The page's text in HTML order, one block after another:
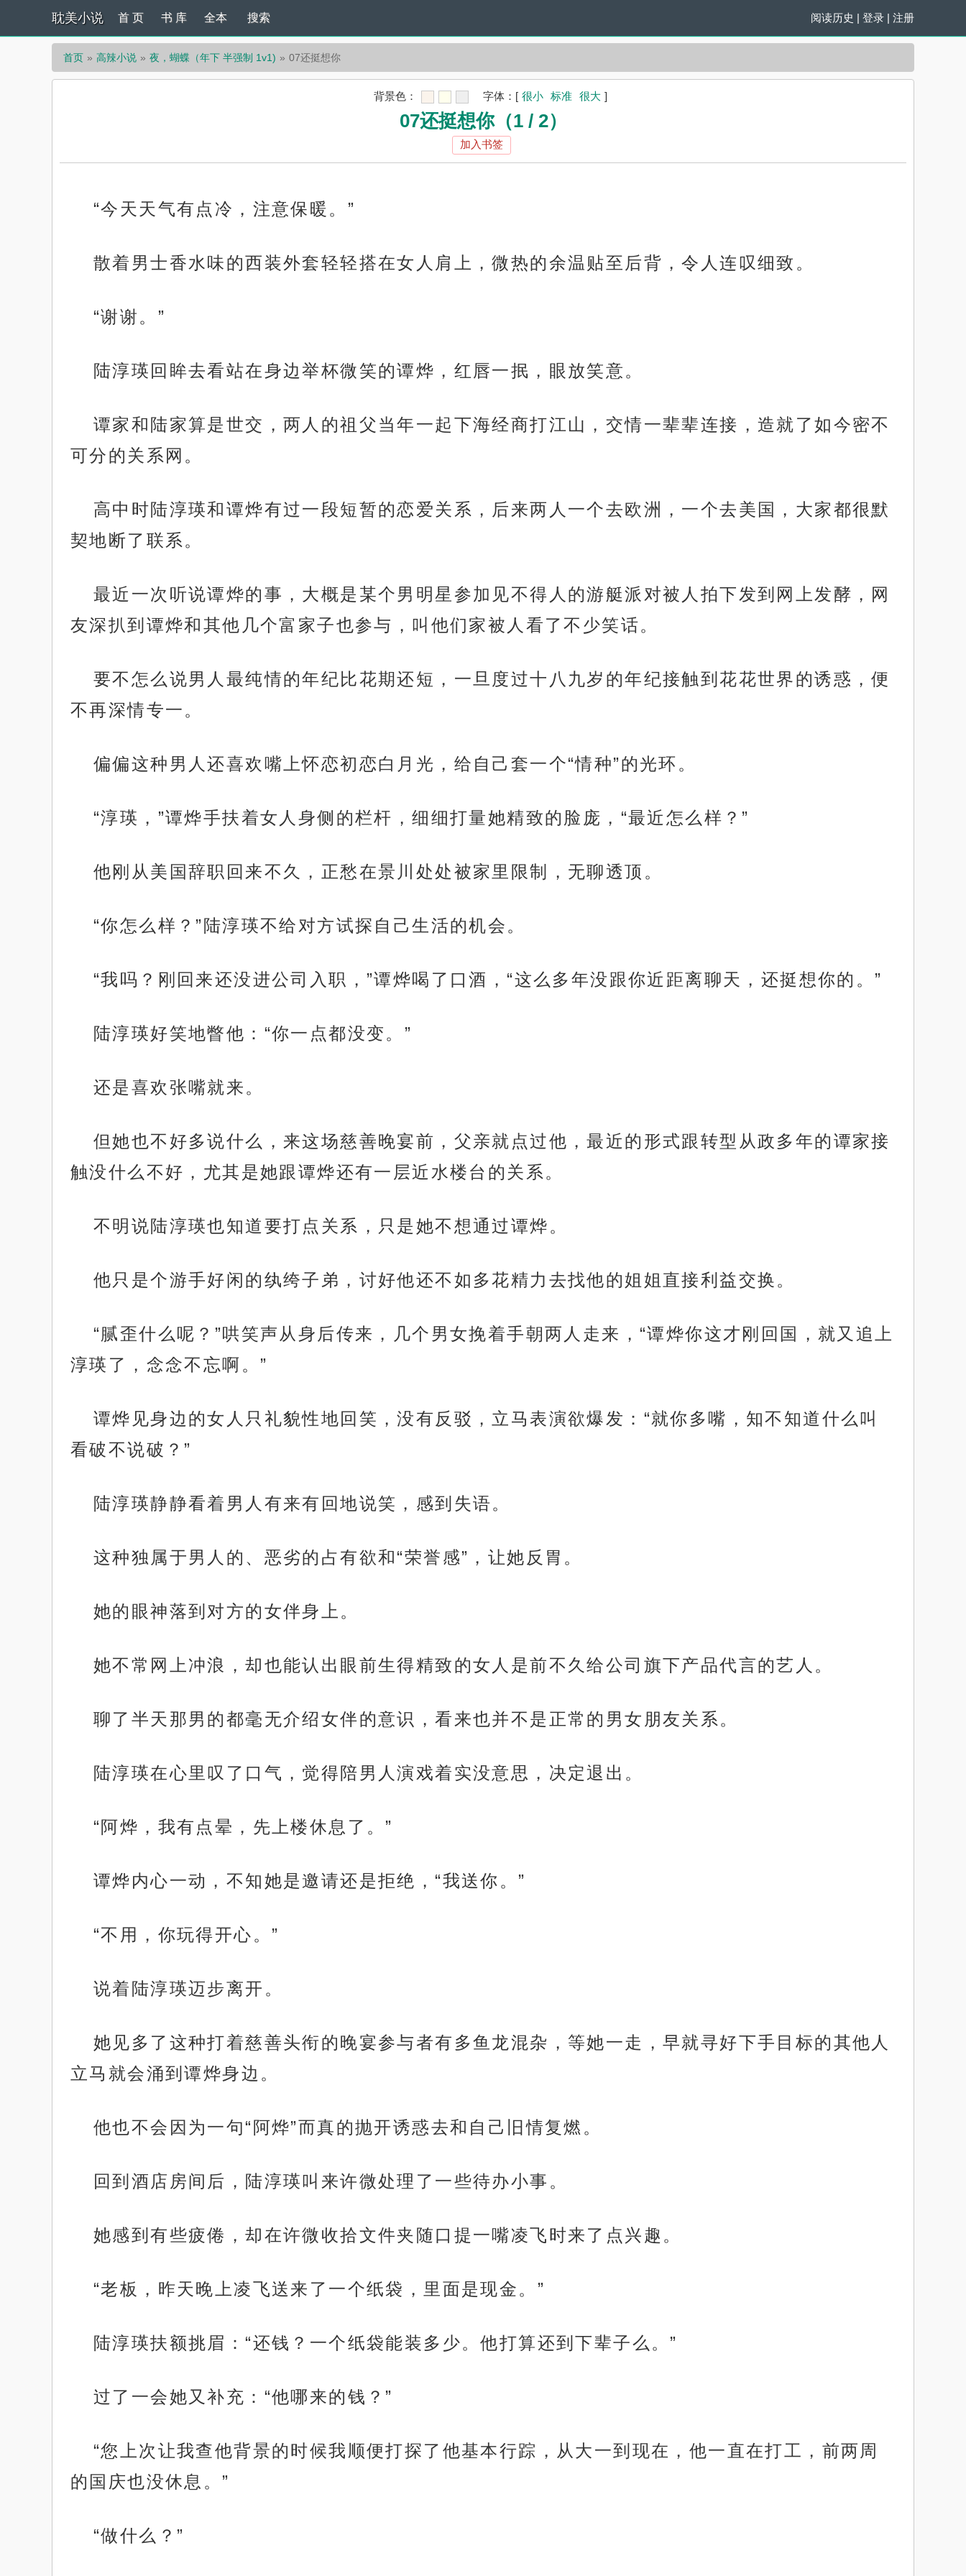
耽美小说 阅读历史 | 登录 | 注册
首 页 书 库 全本 搜索
首页 高辣小说 夜，蝴蝶（年下 半强制 1v1) 07还挺想你
背景色： 字体： [ 很小 标准 很大 ]
07还挺想你（1 / 2）
加入书签
“今天天气有点冷，注意保暖。”
散着男士香水味的西装外套轻轻搭在女人肩上，微热的余温贴至后背，令人连叹细致。
“谢谢。”
陆淳瑛回眸去看站在身边举杯微笑的谭烨，红唇一抿，眼放笑意。
谭家和陆家算是世交，两人的祖父当年一起下海经商打江山，交情一辈辈连接，造就了如今密不
可分的关系网。
高中时陆淳瑛和谭烨有过一段短暂的恋爱关系，后来两人一个去欧洲，一个去美国，大家都很默
契地断了联系。
最近一次听说谭烨的事，大概是某个男明星参加见不得人的游艇派对被人拍下发到网上发酵，网
友深扒到谭烨和其他几个富家子也参与，叫他们家被人看了不少笑话。
要不怎么说男人最纯情的年纪比花期还短，一旦度过十八九岁的年纪接触到花花世界的诱惑，便
不再深情专一。
偏偏这种男人还喜欢嘴上怀恋初恋白月光，给自己套一个“情种”的光环。
“淳瑛，”谭烨手扶着女人身侧的栏杆，细细打量她精致的脸庞，“最近怎么样？”
他刚从美国辞职回来不久，正愁在景川处处被家里限制，无聊透顶。
“你怎么样？”陆淳瑛不给对方试探自己生活的机会。
“我吗？刚回来还没进公司入职，”谭烨喝了口酒，“这么多年没跟你近距离聊天，还挺想你的。”
陆淳瑛好笑地瞥他：“你一点都没变。”
还是喜欢张嘴就来。
但她也不好多说什么，来这场慈善晚宴前，父亲就点过他，最近的形式跟转型从政多年的谭家接
触没什么不好，尤其是她跟谭烨还有一层近水楼台的关系。
不明说陆淳瑛也知道要打点关系，只是她不想通过谭烨。
他只是个游手好闲的纨绔子弟，讨好他还不如多花精力去找他的姐姐直接利益交换。
“腻歪什么呢？”哄笑声从身后传来，几个男女挽着手朝两人走来，“谭烨你这才刚回国，就又追上
淳瑛了，念念不忘啊。”
谭烨见身边的女人只礼貌性地回笑，没有反驳，立马表演欲爆发：“就你多嘴，知不知道什么叫
看破不说破？”
陆淳瑛静静看着男人有来有回地说笑，感到失语。
这种独属于男人的、恶劣的占有欲和“荣誉感”，让她反胃。
她的眼神落到对方的女伴身上。
她不常网上冲浪，却也能认出眼前生得精致的女人是前不久给公司旗下产品代言的艺人。
聊了半天那男的都毫无介绍女伴的意识，看来也并不是正常的男女朋友关系。
陆淳瑛在心里叹了口气，觉得陪男人演戏着实没意思，决定退出。
“阿烨，我有点晕，先上楼休息了。”
谭烨内心一动，不知她是邀请还是拒绝，“我送你。”
“不用，你玩得开心。”
说着陆淳瑛迈步离开。
她见多了这种打着慈善头衔的晚宴参与者有多鱼龙混杂，等她一走，早就寻好下手目标的其他人
立马就会涌到谭烨身边。
他也不会因为一句“阿烨”而真的抛开诱惑去和自己旧情复燃。
回到酒店房间后，陆淳瑛叫来许微处理了一些待办小事。
她感到有些疲倦，却在许微收拾文件夹随口提一嘴凌飞时来了点兴趣。
“老板，昨天晚上凌飞送来了一个纸袋，里面是现金。”
陆淳瑛扶额挑眉：“还钱？一个纸袋能装多少。他打算还到下辈子么。”
过了一会她又补充：“他哪来的钱？”
“您上次让我查他背景的时候我顺便打探了他基本行踪，从大一到现在，他一直在打工，前两周
的国庆也没休息。”
“做什么？”